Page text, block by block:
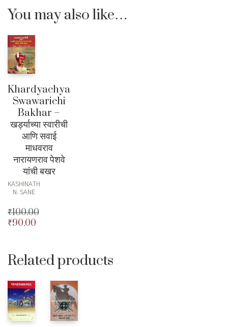
You may also like…
Khardyachya
Swawarichi
Bakhar –
खर्ड्याच्या स्वारीची
आणि सवाई
माधवराव
नारायणराव पेशवे
यांची बखर
KASHINATH
N. SANE
₹100.00
Original
₹100.00.
₹90.00
is:
₹90.00.
Related products